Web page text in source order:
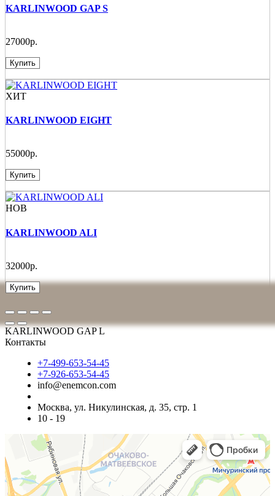
KARLINWOOD GAP S
27000р.
Купить
ХИТ
KARLINWOOD EIGHT
55000р.
Купить
НОВ
KARLINWOOD ALI
32000р.
Купить
KARLINWOOD GAP L
Контакты
+7-499-653-54-45
+7-926-653-54-45
info@enemcon.com
Москва, ул. Никулинская, д. 35, стр. 1
10 - 19